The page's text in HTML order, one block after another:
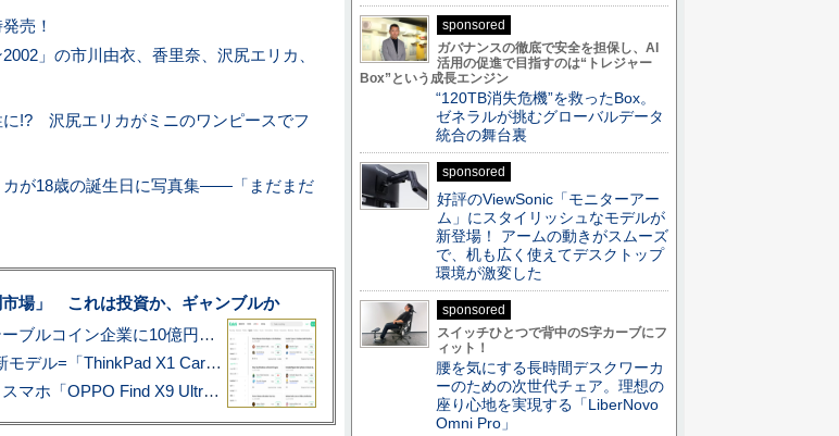
売！
」の市川由衣、香里奈、沢尻エリカ、
に!? 沢尻エリカがミニのワンピースでフ
カが18歳の誕生日に写真集――「まだまだ
場」 これは投資か、ギャンブルか
アマゾン配送を支える物流大手、ステーブルコイン企業に10億円投資のワケ
あこがれの旗艦モバイルノートPC最新モデル=「ThinkPad X1 Carbon Gen 14 Aura Edition」実機レビュー
ハッセルブラッド搭載の頂上カメラ・スマホ「OPPO Find X9 Ultra」実写レビュー=プロが本気で徹底撮影しました!!
sponsored
ガバナンスの徹底で安全を担保し、AI
活用の促進で目指すのは“トレジャー
Box”という成長エンジン
“120TB消失危機”を救ったBox。
ゼネラルが挑むグローバルデータ
統合の舞台裏
sponsored
好評のViewSonic「モニターアー
ム」にスタイリッシュなモデルが
新登場！ アームの動きがスムーズ
で、机も広く使えてデスクトップ
環境が激変した
sponsored
スイッチひとつで背中のS字カーブにフ
ィット！
腰を気にする長時間デスクワーカ
ーのための次世代チェア。理想の
座り心地を実現する「LiberNovo
Omni Pro」